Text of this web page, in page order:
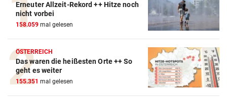
Erneuter Allzeit-Rekord ++ Hitze noch
nicht vorbei
158.059 mal gelesen
ÖSTERREICH
Das waren die heißesten Orte ++ So
geht es weiter
155.351 mal gelesen